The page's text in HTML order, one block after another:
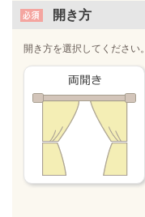
開き方
開き方を選択してください。